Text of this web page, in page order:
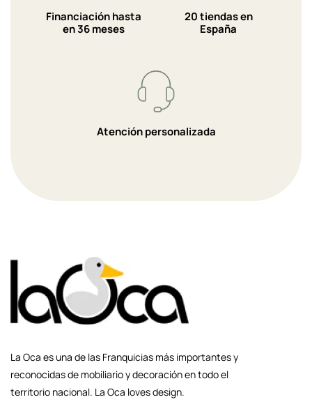
Financiación hasta
en 36 meses
20 tiendas en
España
Atención personalizada
La Oca es una de las Franquicias más importantes y
reconocidas de mobiliario y decoración en todo el
territorio nacional. La Oca loves design.